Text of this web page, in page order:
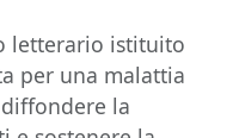
letterario istituito
per una malattia
la